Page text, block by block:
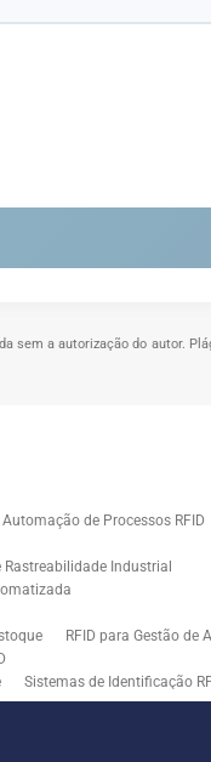
sem a autorização do autor.
Automação de Processos RFID
Rastreabilidade Industrial
RFID para Gestão de
Sistemas de Identificação
Integração de Sistemas